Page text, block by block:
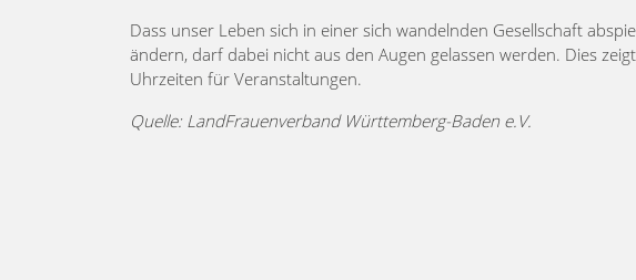
Dass unser Leben sich in einer sich wandelnden Gesellschaft
ändern, darf dabei nicht aus den Augen gelassen werden. Dies
Uhrzeiten für Veranstaltungen.
Quelle: LandFrauenverband Württemberg-Baden e.V.